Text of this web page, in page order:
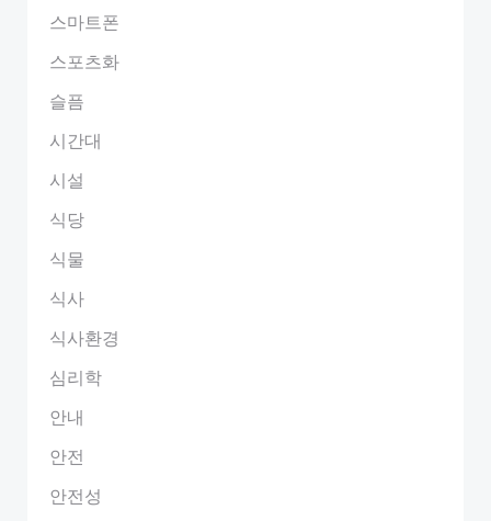
스마트폰
스포츠화
슬픔
시간대
시설
식당
식물
식사
식사환경
심리학
안내
안전
안전성